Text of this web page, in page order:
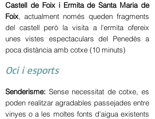
Castell de Foix i Ermita de Santa Maria de
Foix, actualment només queden fragments
del castell però la visita a l'ermita ofereix
unes vistes espectaculars del Penedès a
poca distància amb cotxe (10 minuts)
Oci i esports
Senderisme: Sense necessitat de cotxe, es
poden realitzar agradables passejades entre
vinyes o a les moltes fonts d'aigua existents